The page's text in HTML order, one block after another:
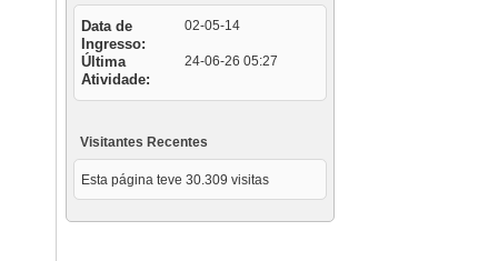
Data de
Ingresso
02-05-14
Última
Atividade
24-06-26 05:27
Visitantes Recentes
Esta página teve 30.309 visitas